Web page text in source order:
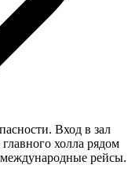
Вход в зал
холла рядом
рейсы.